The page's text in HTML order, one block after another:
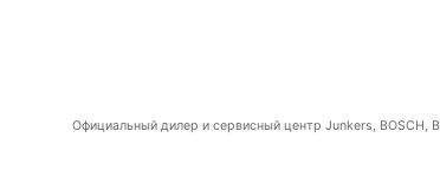
Официальный дилер и сервисный центр Junkers, BOSCH,